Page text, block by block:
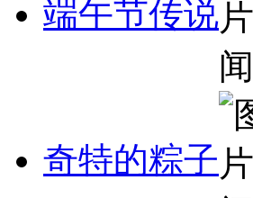
端午节传说
奇特的粽子